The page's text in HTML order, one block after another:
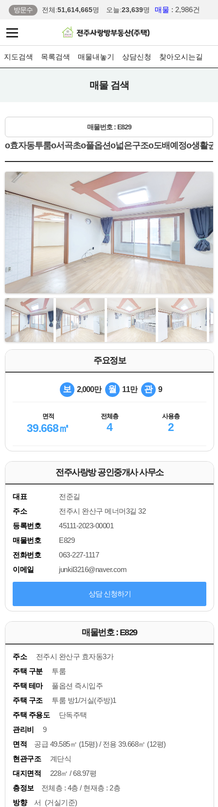
방문수 전체:51,614,665명 오늘:23,639명 매물 : 2,986건
지도검색 목록검색 매물내놓기 상담신청 찾아오시는길
매물 검색
매물번호 : E829
o효자동투룸o서곡초o풀옵션o넓은구조o도배예정o생활권
주요정보
보 2,000만 월 11만 관 9
면적
39.668㎡
전체층
4
사용층
2
전주사랑방 공인중개사 사무소
대표
전준길
주소
전주시 완산구 메너머3길 32
등록번호
45111-2023-00001
매물번호
E829
전화번호
063-227-1117
이메일
junkil3216@naver.com
상담 신청하기
매물번호 : E829
주소
전주시 완산구 효자동3가
주택 구분
투룸
주택 테마
풀옵션 즉시입주
주택 구조
투룸 방1/거실(주방)1
주택 주용도
단독주택
관리비
9
면적
공급 49.585㎡ (15평) / 전용 39.668㎡ (12평)
현관구조
계단식
대지면적
228㎡ / 68.97평
층정보
전체층 : 4층 / 현재층 : 2층
방향
서 (거실기준)